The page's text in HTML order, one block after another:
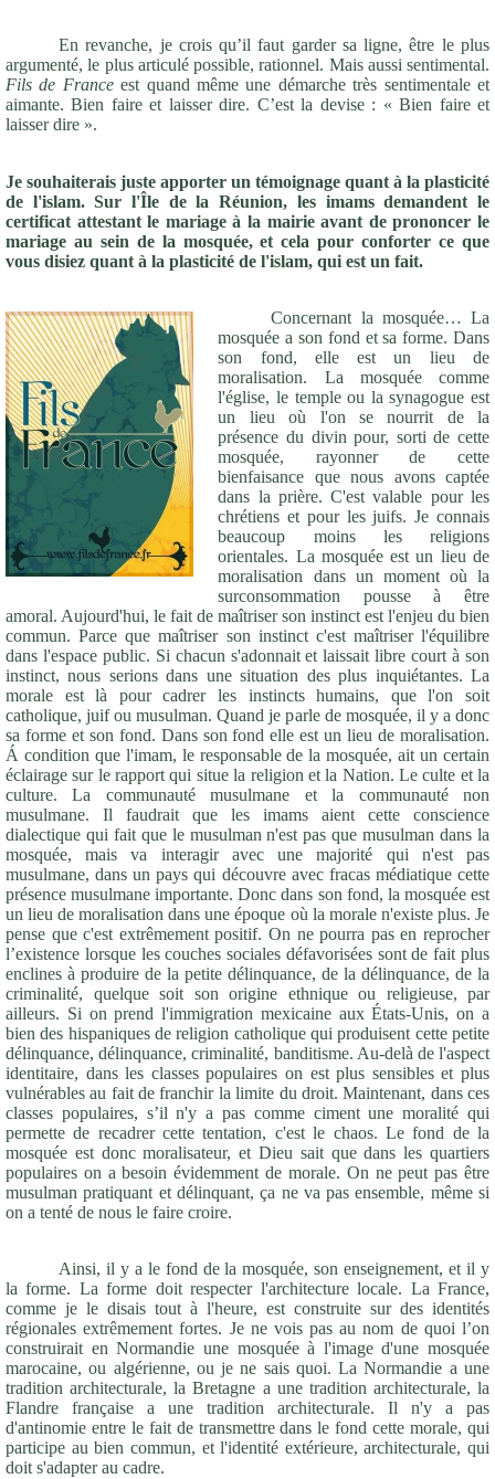
En revanche, je crois qu’il faut garder sa ligne, être le plus
argumenté, le plus articulé possible, rationnel. Mais aussi sentimental.
Fils de Franceest quand même une démarche très sentimentale et
aimante. Bien faire et laisser dire. C’est la devise : « Bien faire et
laisser dire ».
Je souhaiterais juste apporter un témoignage quant à la plasticité
de l'islam. Sur l'Île de la Réunion, les imams demandent le
certificat attestant le mariage à la mairie avant de prononcer le
mariage au sein de la mosquée, et cela pour conforter ce que
vous disiez quant à la plasticité de l'islam, qui est un fait.
Concernant la mosquée… La
mosquée a son fond et sa forme. Dans
son fond, elle est un lieu de
moralisation. La mosquée comme
l'église, le temple ou la synagogue est
un lieu où l'on se nourrit de la
présence du divin pour, sorti de cette
mosquée, rayonner de cette
bienfaisance que nous avons captée
dans la prière. C'est valable pour les
chrétiens et pour les juifs. Je connais
beaucoup moins les religions
orientales. La mosquée est un lieu de
moralisation dans un moment où la
surconsommation pousse à être
amoral. Aujourd'hui, le fait de maîtriser son instinct est l'enjeu du bien
commun. Parce que maîtriser son instinct c'est maîtriser l'équilibre
dans l'espace public. Si chacun s'adonnait et laissait libre court à son
instinct, nous serions dans une situation des plus inquiétantes. La
morale est là pour cadrer les instincts humains, que l'on soit
catholique, juif ou musulman. Quand je parle de mosquée, il y a donc
sa forme et son fond. Dans son fond elle est un lieu de moralisation.
Á condition que l'imam, le responsable de la mosquée, ait un certain
éclairage sur le rapport qui situe la religion et la Nation. Le culte et la
culture. La communauté musulmane et la communauté non
musulmane. Il faudrait que les imams aient cette conscience
dialectique qui fait que le musulman n'est pas que musulman dans la
mosquée, mais va interagir avec une majorité qui n'est pas
musulmane, dans un pays qui découvre avec fracas médiatique cette
présence musulmane importante. Donc dans son fond, la mosquée est
un lieu de moralisation dans une époque où la morale n'existe plus. Je
pense que c'est extrêmement positif. On ne pourra pas en reprocher
l’existence lorsque les couches sociales défavorisées sont de fait plus
enclines à produire de la petite délinquance, de la délinquance, de la
criminalité, quelque soit son origine ethnique ou religieuse, par
ailleurs. Si on prend l'immigration mexicaine aux États-Unis, on a
bien des hispaniques de religion catholique qui produisent cette petite
délinquance, délinquance, criminalité, banditisme. Au-delà de l'aspect
identitaire, dans les classes populaires on est plus sensibles et plus
vulnérables au fait de franchir la limite du droit. Maintenant, dans ces
classes populaires, s’il n'y a pas comme ciment une moralité qui
permette de recadrer cette tentation, c'est le chaos. Le fond de la
mosquée est donc moralisateur, et Dieu sait que dans les quartiers
populaires on a besoin évidemment de morale. On ne peut pas être
musulman pratiquant et délinquant, ça ne va pas ensemble, même si
on a tenté de nous le faire croire.
Ainsi, il y a le fond de la mosquée, son enseignement, et il y
la forme. La forme doit respecter l'architecture locale. La France,
comme je le disais tout à l'heure, est construite sur des identités
régionales extrêmement fortes. Je ne vois pas au nom de quoi l’on
construirait en Normandie une mosquée à l'image d'une mosquée
marocaine, ou algérienne, ou je ne sais quoi. La Normandie a une
tradition architecturale, la Bretagne a une tradition architecturale, la
Flandre française a une tradition architecturale. Il n'y a pas
d'antinomie entre le fait de transmettre dans le fond cette morale, qui
participe au bien commun, et l'identité extérieure, architecturale, qui
doit s'adapter au cadre.